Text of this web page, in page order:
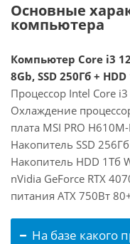
Основные
компьютера
Компьютер Core i3
8Gb, SSD 250Гб +
Процессор Intel Core
Охлаждение
плата MSI PRO
Накопитель SSD
Накопитель HDD 1Тб
nVidia GeForce RTX
питания ATX 750Вт
На базе какого